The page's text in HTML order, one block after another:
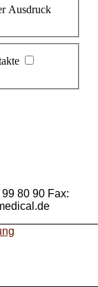
Ausdruck
80 90 Fax:
.de